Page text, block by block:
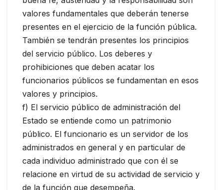
valores fundamentales que deberán tenerse
presentes en el ejercicio de la función pública.
También se tendrán presentes los principios
del servicio público. Los deberes y
prohibiciones que deben acatar los
funcionarios públicos se fundamentan en esos
valores y principios.
f) El servicio público de administración del
Estado se entiende como un patrimonio
público. El funcionario es un servidor de los
administrados en general y en particular de
cada individuo administrado que con él se
relacione en virtud de su actividad de servicio y
de la función que desempeña.